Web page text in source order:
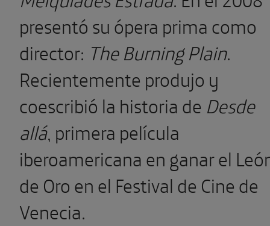
presentó su ópera prima como
director: The Burning Plain.
Recientemente produjo y
coescribió la historia de Desde
allá, primera película
iberoamericana en ganar el
de Oro en el Festival de Cine de
Venecia.